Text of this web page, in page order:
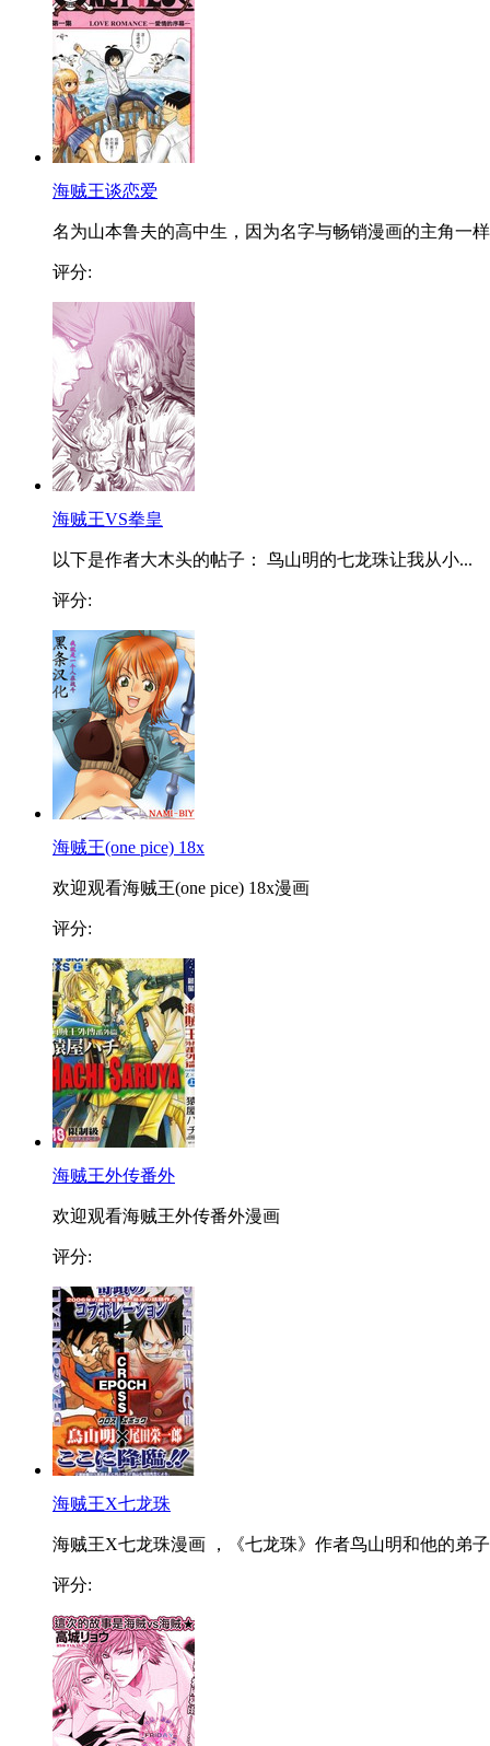
海贼王谈恋爱
名为山本鲁夫的高中生，因为名字与畅销漫画的主角一
评分:
海贼王VS拳皇
以下是作者大木头的帖子： 鸟山明的七龙珠让我从小...
评分:
海贼王(one pice) 18x
欢迎观看海贼王(one pice) 18x漫画
评分:
海贼王外传番外
欢迎观看海贼王外传番外漫画
评分:
海贼王X七龙珠
海贼王X七龙珠漫画 ，《七龙珠》作者鸟山明和他的弟
评分: